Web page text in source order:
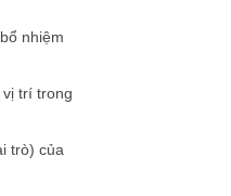
nhiệm
trí trong
trò) của